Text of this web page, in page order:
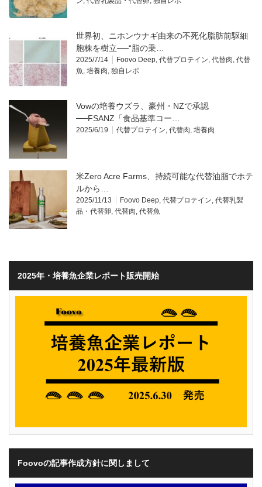
世界初、ニホンウナギ由来の不死化脂肪前駆細
胞株を樹立──“脂の乗…
2025/7/14 Foovo Deep 代替プロテイン 代替肉 代替
魚 培養肉 独自レポ
Vowの培養ウズラ、豪州・NZで承認
──FSANZ「食品基準コー…
2025/6/19 代替プロテイン 代替肉 培養肉
米Zero Acre Farms、持続可能な代替油脂でホテ
ルから…
2025/11/13 Foovo Deep 代替プロテイン 代替乳製
品・代替卵 代替肉 代替魚
2025年・培養魚企業レポート販売開始
Foovoの記事作成方針に関しまして